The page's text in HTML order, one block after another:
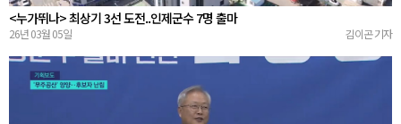
<누가뛰나> 최상기 3선 도전..인제군수 7명 출마
26년 03월 05일 김이곤 기자